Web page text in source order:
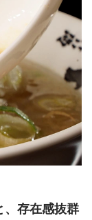
、存在感抜群